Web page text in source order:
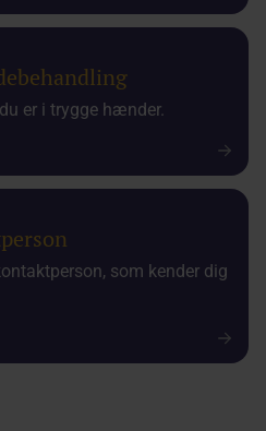
er i trygge hænder.
som kender dig